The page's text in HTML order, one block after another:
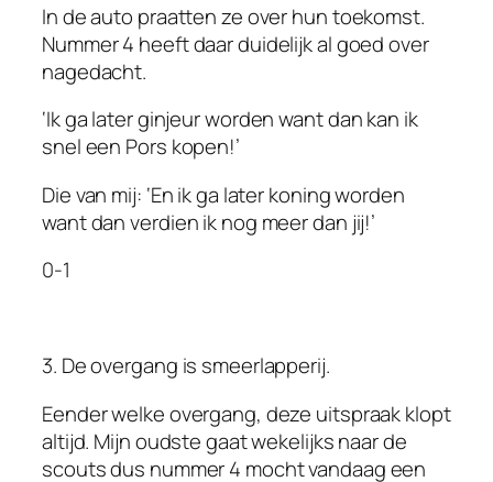
In de auto praatten ze over hun toekomst.
Nummer 4 heeft daar duidelijk al goed over
nagedacht.
‘Ik ga laterginjeurworden want dan kan ik
snel een Pors kopen!’
Die van mij: ‘En ik ga later koning worden
want dan verdien ik nog meer dan jij!’
0-1
3. De overgang is smeerlapperij.
Eender welke overgang, deze uitspraak klopt
altijd. Mijn oudste gaat wekelijks naar de
scouts dus nummer 4 mocht vandaag een